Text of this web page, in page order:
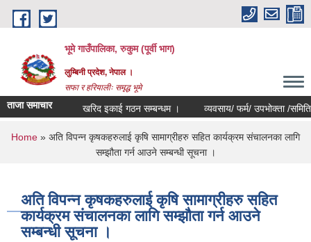
Skip to main content
भूमे गाउँपालिका, रुकुम (पूर्वी भाग)
लुम्बिनी प्रदेश, नेपाल ।
सफा र हरियालीः समृद्ध भूमे
ताजा समाचार खरिद इकाई गठन सम्बन्धम । व्यवसाय/ फर्म/ उपभोक्ता /समिति/
You are here
Home » अति विपन्न कृषकहरुलाई कृषि सामाग्रीहरु सहित कार्यक्रम संचालनका लागि
सम्झौता गर्न आउने सम्बन्धी सूचना ।
अति विपन्न कृषकहरुलाई कृषि सामाग्रीहरु सहित
कार्यक्रम संचालनका लागि सम्झौता गर्न आउने
सम्बन्धी सूचना ।